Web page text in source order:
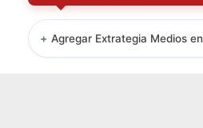
+ Agregar Extrategia Medios en